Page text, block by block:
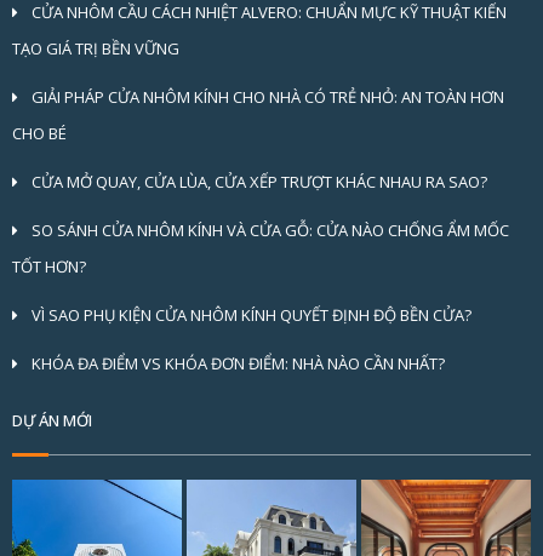
CỬA NHÔM CẦU CÁCH NHIỆT ALVERO: CHUẨN MỰC KỸ THUẬT KIẾN
TẠO GIÁ TRỊ BỀN VỮNG
GIẢI PHÁP CỬA NHÔM KÍNH CHO NHÀ CÓ TRẺ NHỎ: AN TOÀN HƠN
CHO BÉ
CỬA MỞ QUAY, CỬA LÙA, CỬA XẾP TRƯỢT KHÁC NHAU RA SAO?
SO SÁNH CỬA NHÔM KÍNH VÀ CỬA GỖ: CỬA NÀO CHỐNG ẨM MỐC
TỐT HƠN?
VÌ SAO PHỤ KIỆN CỬA NHÔM KÍNH QUYẾT ĐỊNH ĐỘ BỀN CỬA?
KHÓA ĐA ĐIỂM VS KHÓA ĐƠN ĐIỂM: NHÀ NÀO CẦN NHẤT?
DỰ ÁN MỚI